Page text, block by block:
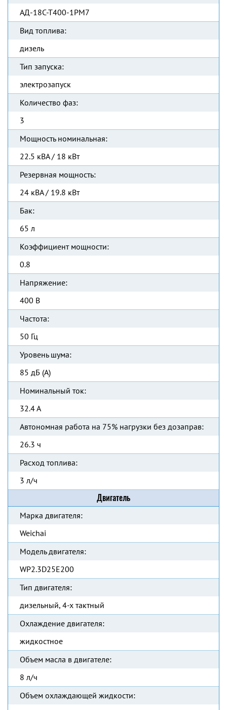
АД-18С-Т400-1РМ7
Вид топлива:
дизель
Тип запуска:
электрозапуск
Количество фаз:
3
Мощность номинальная:
22.5 кВА / 18 кВт
Резервная мощность:
24 кВА / 19.8 кВт
Бак:
65 л
Коэффициент мощности:
0.8
Напряжение:
400 В
Частота:
50 Гц
Уровень шума:
85 дБ (А)
Номинальный ток:
32.4 А
Автономная работа на 75% нагрузки без дозаправ:
26.3 ч
Расход топлива:
3 л/ч
Двигатель
Марка двигателя:
Weichai
Модель двигателя:
WP2.3D25E200
Тип двигателя:
дизельный, 4-х тактный
Охлаждение двигателя:
жидкостное
Объем масла в двигателе:
8 л/ч
Объем охлаждающей жидкости: